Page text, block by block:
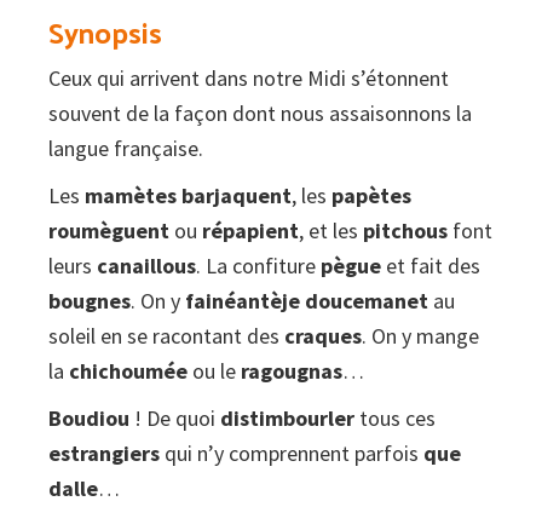
quantity
Synopsis
Ceux qui arrivent dans notre Midi s’étonnent
souvent de la façon dont nous assaisonnons la
langue française.
Les mamètes barjaquent, les papètes
roumèguent ou répapient, et les pitchous font
leurs canaillous. La confiture pègue et fait des
bougnes. On y fainéantèje doucemanet au
soleil en se racontant des craques. On y mange
la chichoumée ou le ragougnas…
Boudiou ! De quoi distimbourler tous ces
estrangiers qui n’y comprennent parfois que
dalle…